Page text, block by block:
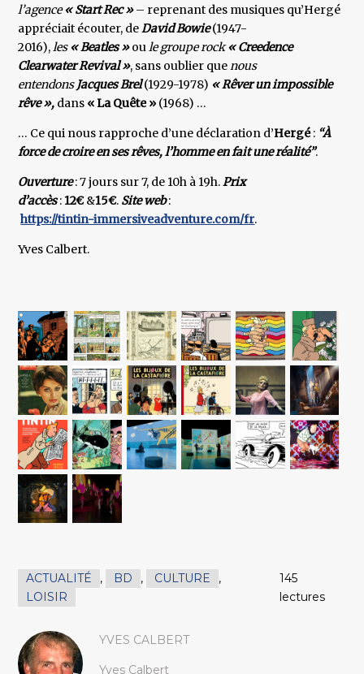
l’agence« Start Rec »– reprenant des musiques qu’Hergé
appréciait écouter, deDavid Bowie(1947-
2016),les« Beatles »oule groupe rock« Creedence
ClearwaterRevival », sans oublier quenous
entendonsJacques Brel(1929-1978) « Rêver un impossible
rêve », dans « La Quête » (1968) …
… Ce qui nous rapproche d’une déclaration d’Hergé: “À
force de croire en ses rêves, l’homme en fait une réalité”.
Ouverture: 7 jours sur 7, de 10h à 19h.Prix
d’accès:12€ &15€. Site web:
https://tintin-immersiveadventure.com/fr.
Yves Calbert.
ACTUALITÉ , BD , CULTURE
,
LOISIR
145
lectures
YVES CALBERT
Yves Calbert